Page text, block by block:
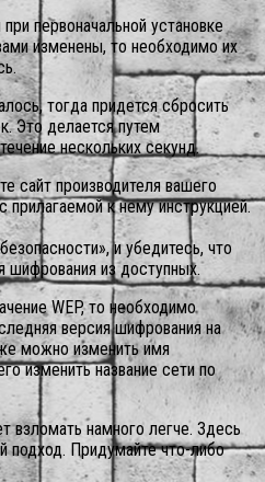
первоначальной установке
изменены, то необходимо их
тогда придется сбросить
Это делается путем
нескольких секунд.
сайт производителя вашего
прилагаемой к нему инструкцией.
и убедитесь, что
шифрования из доступных.
WEP, то необходимо
версия шифрования на
можно изменить имя
изменить название сети по
взломать намного легче. Здесь
подход. Придумайте что-либо